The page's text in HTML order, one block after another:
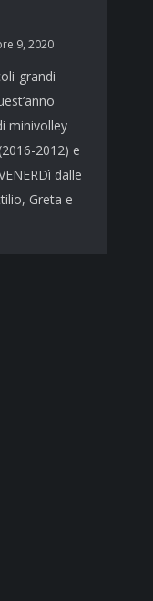
9, 2020
grandi
minivolley
2012) e
dalle
Greta e